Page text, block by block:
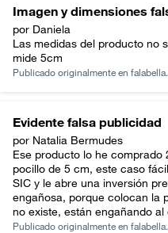
Imagen y dimensiones
por Daniela
Las medidas del producto no
mide 5cm
Publicado originalmente en
Evidente falsa publicidad
por Natalia Bermudes
Ese producto lo he
pocillo de 5 cm, este caso
SIC y le abre una inversión
engañosa, porque colocan la
no existe, están engañando al
Publicado originalmente en